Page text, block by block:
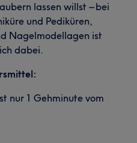
lassen willst – bei
und Pediküren,
Nagelmodellagen ist
dabei.
nur 1 Gehminute vom